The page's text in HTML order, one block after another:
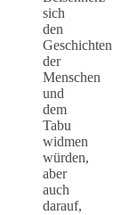
sich
den
Geschichten
der
Menschen
und
dem
Tabu
widmen
würden,
aber
auch
darauf,